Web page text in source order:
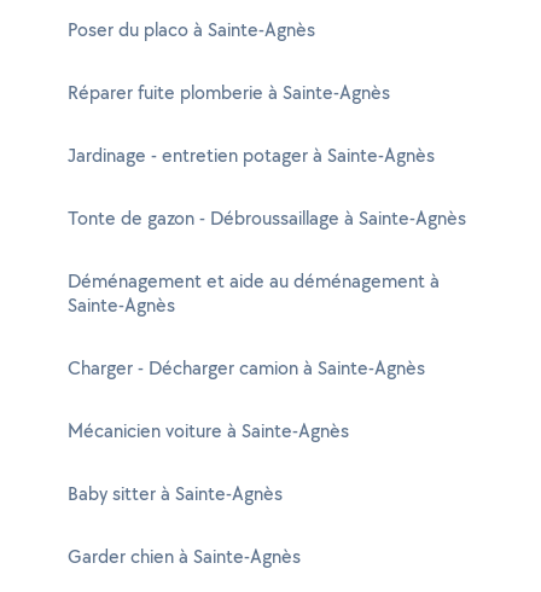
Poser du placo à Sainte-Agnès
Réparer fuite plomberie à Sainte-Agnès
Jardinage - entretien potager à Sainte-Agnès
Tonte de gazon - Débroussaillage à Sainte-Agnès
Déménagement et aide au déménagement à
Sainte-Agnès
Charger - Décharger camion à Sainte-Agnès
Mécanicien voiture à Sainte-Agnès
Baby sitter à Sainte-Agnès
Garder chien à Sainte-Agnès